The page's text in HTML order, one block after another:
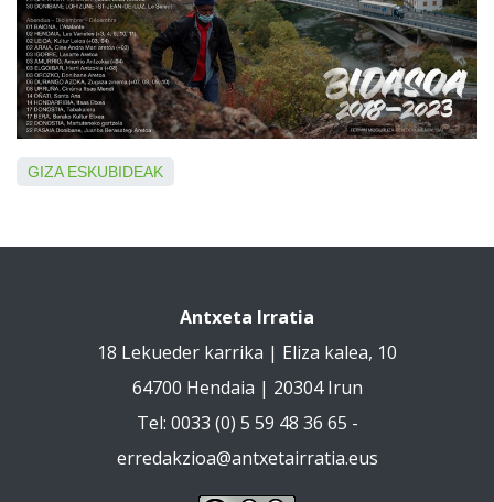
GIZA ESKUBIDEAK
Antxeta Irratia
18 Lekueder karrika | Eliza kalea, 10
64700 Hendaia | 20304 Irun
Tel: 0033 (0) 5 59 48 36 65 -
erredakzioa@antxetairratia.eus